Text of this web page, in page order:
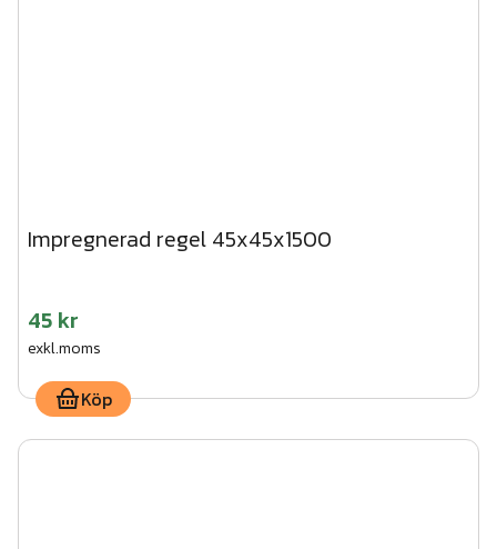
Impregnerad regel 45x45x1500
45 kr
exkl.moms
Köp